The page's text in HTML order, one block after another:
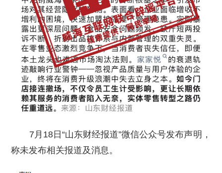
7月18日“山东财经报道”微信公众号发布声明，
称未发布相关报道及消息。